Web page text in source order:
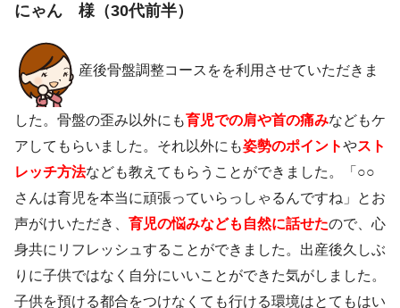
にゃん 様（30代前半）
産後骨盤調整コースをを利用させていただきま
した。骨盤の歪み以外にも育児での肩や首の痛みなどもケ
アしてもらいました。それ以外にも姿勢のポイントやスト
レッチ方法なども教えてもらうことができました。「○○
さんは育児を本当に頑張っていらっしゃるんですね」とお
声がけいただき、 育児の悩みなども自然に話せたので、心
身共にリフレッシュすることができました。出産後久しぶ
りに子供ではなく自分にいいことができた気がしました。
子供を預ける都合をつけなくても行ける環境はとてもはい